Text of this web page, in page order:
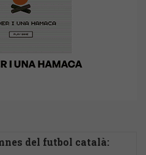
del futbol català: